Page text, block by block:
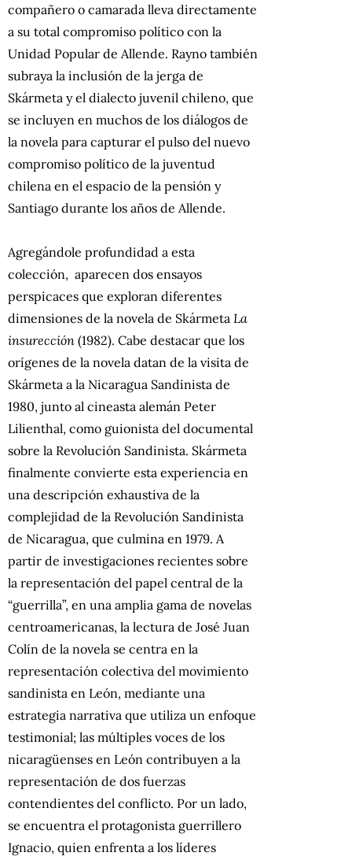
compañero o camarada lleva directamente
a su total compromiso político con la
Unidad Popular de Allende. Rayno también
subraya la inclusión de la jerga de
Skármeta y el dialecto juvenil chileno, que
se incluyen en muchos de los diálogos de
la novela para capturar el pulso del nuevo
compromiso político de la juventud
chilena en el espacio de la pensión y
Santiago durante los años de Allende.
Agregándole profundidad a esta
colección, aparecen dos ensayos
perspicaces que exploran diferentes
dimensiones de la novela de Skármeta La
insurección (1982). Cabe destacar que los
orígenes de la novela datan de la visita de
Skármeta a la Nicaragua Sandinista de
1980, junto al cineasta alemán Peter
Lilienthal, como guionista del documental
sobre la Revolución Sandinista. Skármeta
finalmente convierte esta experiencia en
una descripción exhaustiva de la
complejidad de la Revolución Sandinista
de Nicaragua, que culmina en 1979. A
partir de investigaciones recientes sobre
la representación del papel central de la
“guerrilla”, en una amplia gama de novelas
centroamericanas, la lectura de José Juan
Colín de la novela se centra en la
representación colectiva del movimiento
sandinista en León, mediante una
estrategia narrativa que utiliza un enfoque
testimonial; las múltiples voces de los
nicaragüenses en León contribuyen a la
representación de dos fuerzas
contendientes del conflicto. Por un lado,
se encuentra el protagonista guerrillero
Ignacio, quien enfrenta a los líderes